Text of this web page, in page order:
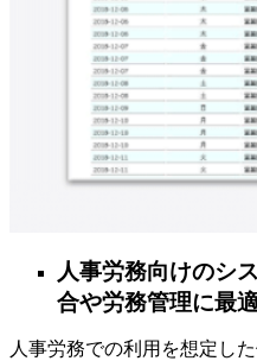
人事労務向けのシ
合や労務管理に最適
人事労務での利用を想定し